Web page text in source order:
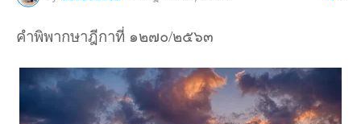
คำพิพากษาฎีกาที่ ๑๒๗๐/๒๕๖๓